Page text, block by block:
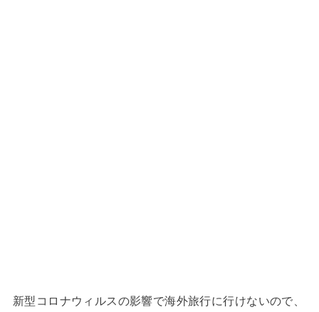
新型コロナウィルスの影響で海外旅行に行けないので、